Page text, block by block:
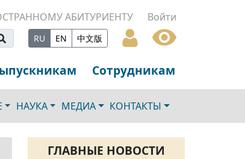
АБИТУРИЕНТУ Войти
RU EN 中文版
Сотрудникам
НАУКА МЕДИА КОНТАКТЫ
ГЛАВНЫЕ НОВОСТИ